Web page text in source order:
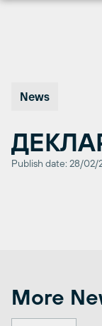
News
Publish date: 28/02/
More